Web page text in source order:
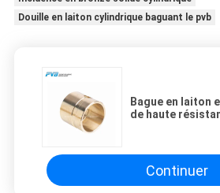
Douille en laiton cylindrique baguant le pvb
Bague en laiton
de haute
Continuer